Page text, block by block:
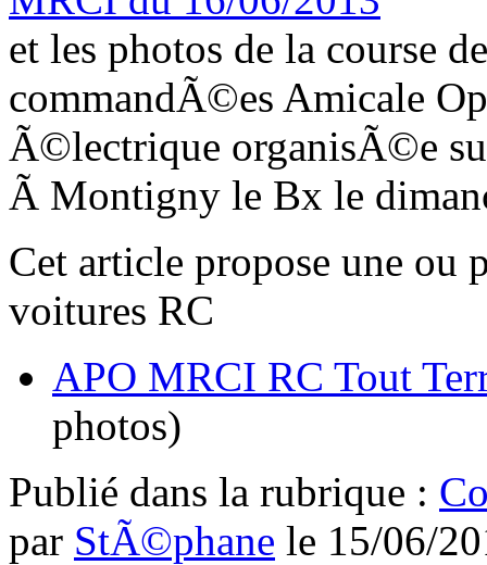
et les photos de la course
commandÃ©es Amicale
Ã©lectrique organisÃ©e
Ã Montigny le Bx le
Cet article propose une ou
voitures RC
APO MRCI RC Tout
photos)
Publié dans la rubrique :
par StÃ©phane le 15/06/